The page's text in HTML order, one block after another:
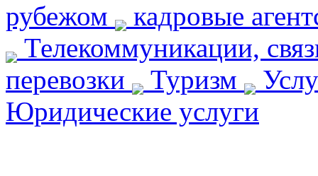
рубежом
кадровые
Телекоммуникации,
перевозки
Туризм
Юридические услуги